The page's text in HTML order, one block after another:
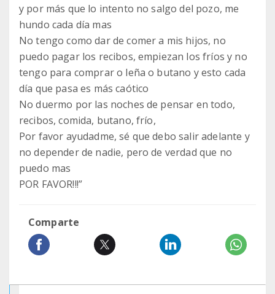
y por más que lo intento no salgo del pozo, me
hundo cada día mas
No tengo como dar de comer a mis hijos, no
puedo pagar los recibos, empiezan los fríos y no
tengo para comprar o leña o butano y esto cada
día que pasa es más caótico
No duermo por las noches de pensar en todo,
recibos, comida, butano, frío,
Por favor ayudadme, sé que debo salir adelante y
no depender de nadie, pero de verdad que no
puedo mas
POR FAVOR!!!”
Comparte